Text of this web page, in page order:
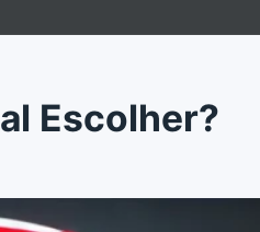
Escolher?